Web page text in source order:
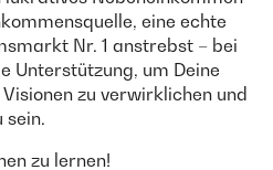
eine echte
Nr. 1 anstrebst – bei
Unterstützung, um Deine
zu verwirklichen und
sein.
zu lernen!